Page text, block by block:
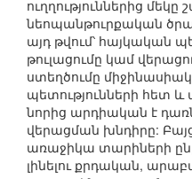
ուղղություններից մեկը
նեոպանթուրքական
այդ թվում՝ հայկական
թուլացումը կամ
ստեղծումը
պետությունների հետ և
նորից արդիական է
վերացման խնդիրը:
առաջիկա տարիների
լինելու քրդական,